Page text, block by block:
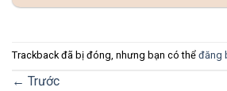
Trackback đã bị đóng, nhưng bạn có thể đăng
← Trước